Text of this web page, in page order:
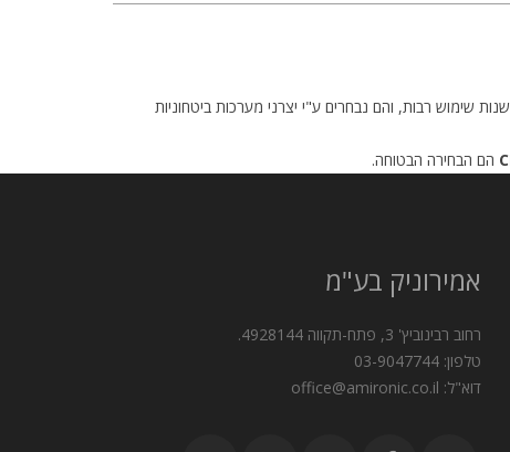
שימוש רבות, והם נבחרים ע"י יצרני מערכות ביטחוניות
הם הבחירה הבטוחה.
אמירוניק בע"מ
רחוב רבינוביץ' 3, פתח-תקווה 4928144.
טלפון: 03-9047744
דוא"ל: office@amironic.co.il